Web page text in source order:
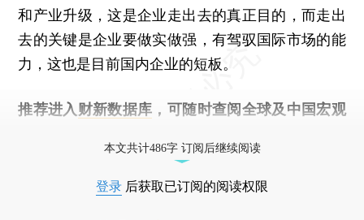
和产业升级，这是企业走出去的真正目的，而走出
去的关键是企业要做实做强，有驾驭国际市场的能
力，这也是目前国内企业的短板。
推荐进入 财新数据库 ，可随时查阅全球及中国宏观
本文共计486字 订阅后继续阅读
登录 后获取已订阅的阅读权限